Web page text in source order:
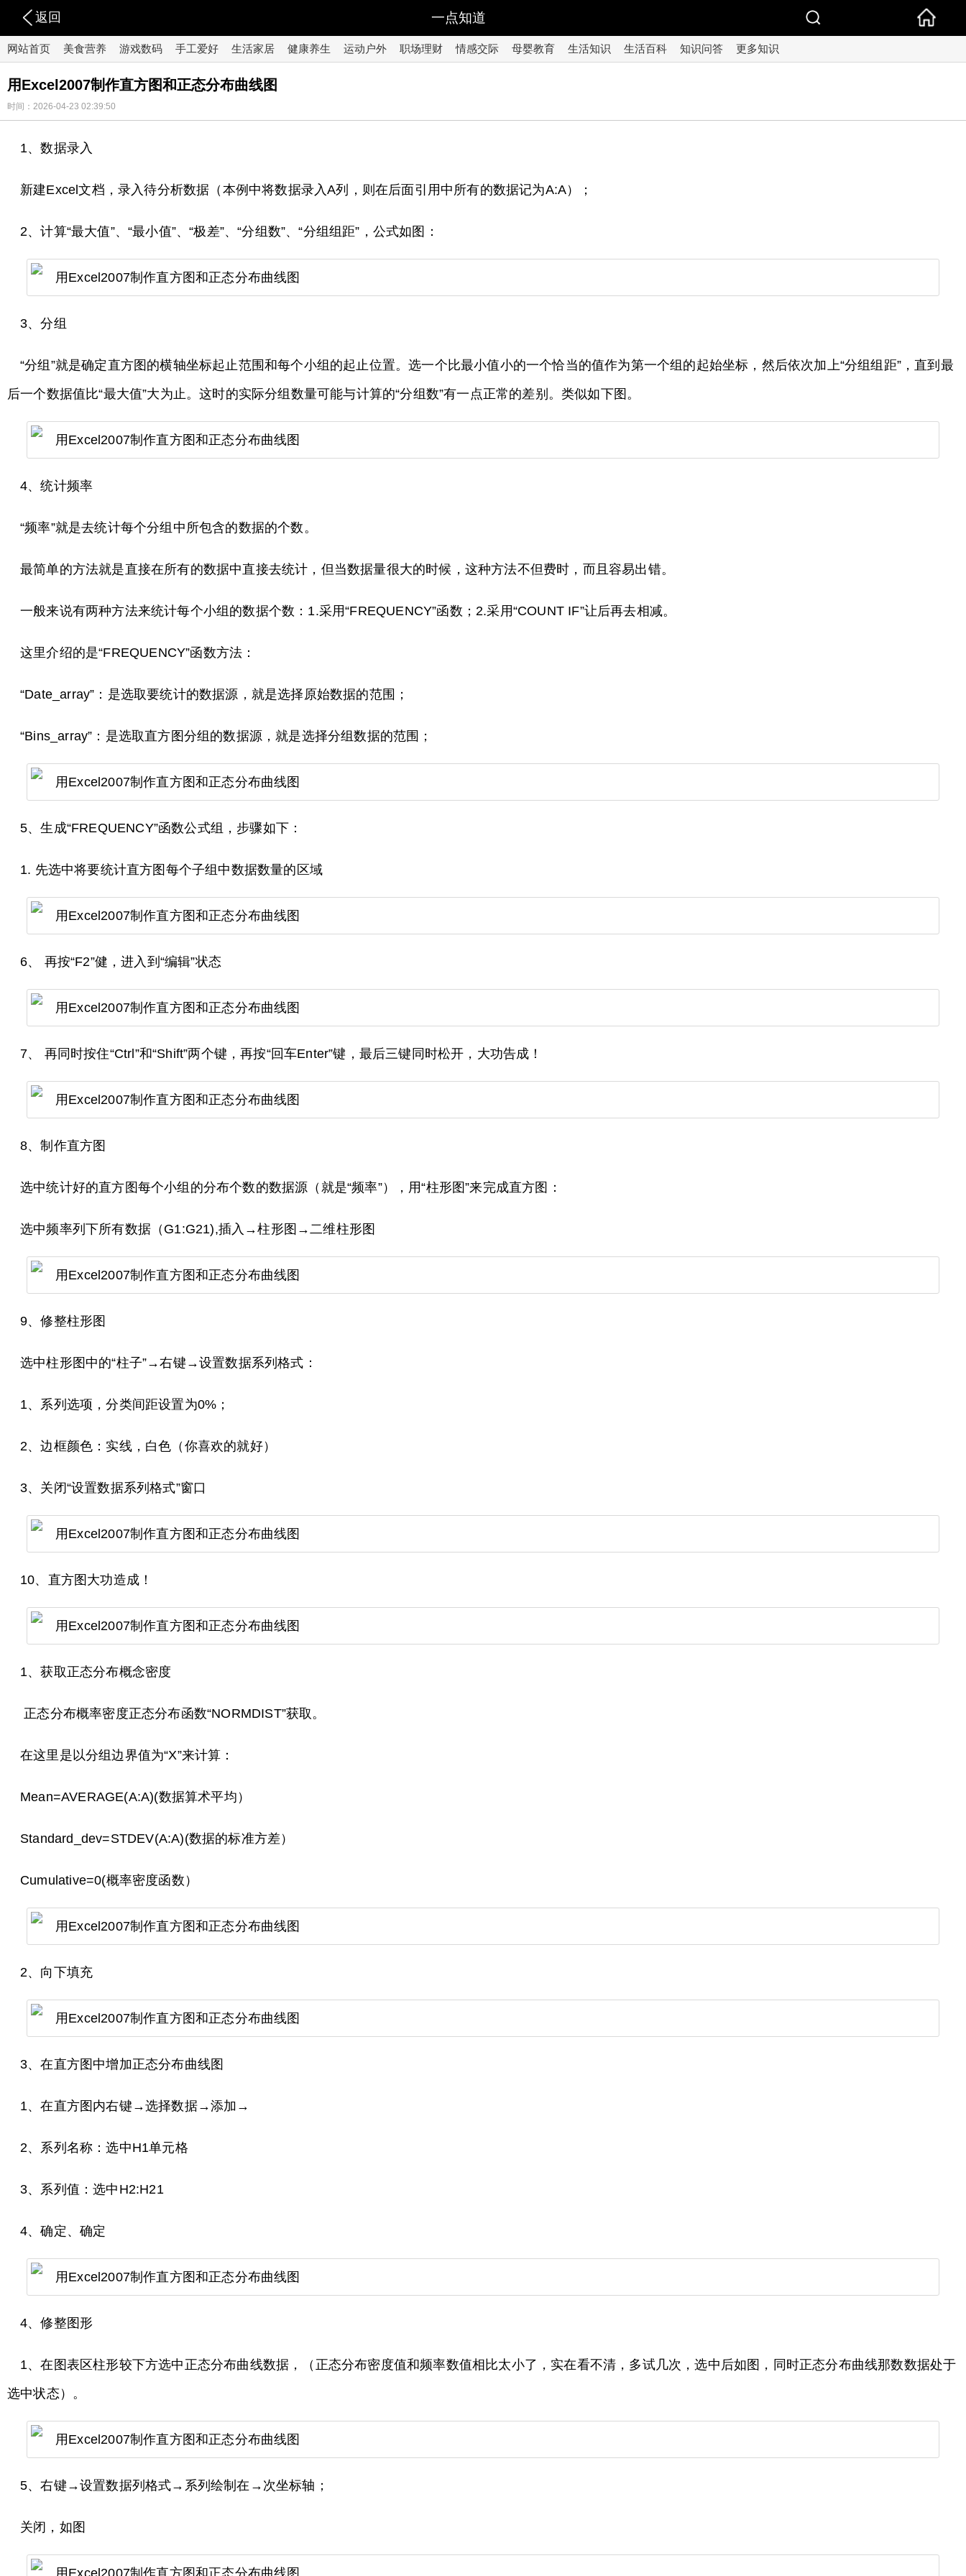
返回 一点知道
网站首页 美食营养 游戏数码 手工爱好 生活家居 健康养生 运动户外 职场理财 情感交际 母婴教育 生活知识 生活百科 知识问答 更多知识
用Excel2007制作直方图和正态分布曲线图
时间：2026-04-23 02:39:50
1、数据录入
新建Excel文档，录入待分析数据（本例中将数据录入A列，则在后面引用中所有的数据记为A:A）；
2、计算“最大值”、“最小值”、“极差”、“分组数”、“分组组距”，公式如图：
3、分组
“分组”就是确定直方图的横轴坐标起止范围和每个小组的起止位置。选一个比最小值小的一个恰当的值作为第一个组的起始坐标，然后依次加上“分组组距”，直到最
后一个数据值比“最大值”大为止。这时的实际分组数量可能与计算的“分组数”有一点正常的差别。类似如下图。
4、统计频率
“频率”就是去统计每个分组中所包含的数据的个数。
最简单的方法就是直接在所有的数据中直接去统计，但当数据量很大的时候，这种方法不但费时，而且容易出错。
一般来说有两种方法来统计每个小组的数据个数：1.采用“FREQUENCY”函数；2.采用“COUNT IF”让后再去相减。
这里介绍的是“FREQUENCY”函数方法：
“Date_array”：是选取要统计的数据源，就是选择原始数据的范围；
“Bins_array”：是选取直方图分组的数据源，就是选择分组数据的范围；
5、生成“FREQUENCY”函数公式组，步骤如下：
1. 先选中将要统计直方图每个子组中数据数量的区域
6、 再按“F2”健，进入到“编辑”状态
7、 再同时按住“Ctrl”和“Shift”两个键，再按“回车Enter”键，最后三键同时松开，大功告成！
8、制作直方图
选中统计好的直方图每个小组的分布个数的数据源（就是“频率”），用“柱形图”来完成直方图：
选中频率列下所有数据（G1:G21),插入→柱形图→二维柱形图
9、修整柱形图
选中柱形图中的“柱子”→右键→设置数据系列格式：
1、系列选项，分类间距设置为0%；
2、边框颜色：实线，白色（你喜欢的就好）
3、关闭“设置数据系列格式”窗口
10、直方图大功造成！
1、获取正态分布概念密度
正态分布概率密度正态分布函数“NORMDIST”获取。
在这里是以分组边界值为“X”来计算：
Mean=AVERAGE(A:A)(数据算术平均）
Standard_dev=STDEV(A:A)(数据的标准方差）
Cumulative=0(概率密度函数）
2、向下填充
3、在直方图中增加正态分布曲线图
1、在直方图内右键→选择数据→添加→
2、系列名称：选中H1单元格
3、系列值：选中H2:H21
4、确定、确定
4、修整图形
1、在图表区柱形较下方选中正态分布曲线数据，（正态分布密度值和频率数值相比太小了，实在看不清，多试几次，选中后如图，同时正态分布曲线那数数据处于
选中状态）。
5、右键→设置数据列格式→系列绘制在→次坐标轴；
关闭，如图